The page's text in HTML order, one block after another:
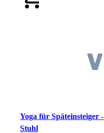
Yoga für Späteinsteiger
Stuhl